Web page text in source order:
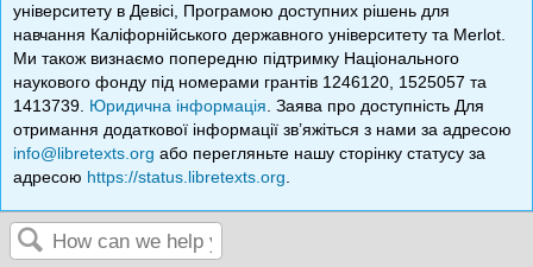
університету в Девісі, Програмою доступних рішень для
навчання Каліфорнійського державного університету та Merlot.
Ми також визнаємо попередню підтримку Національного
наукового фонду під номерами грантів 1246120, 1525057 та
1413739. Юридична інформація . Заява про доступність Для
отримання додаткової інформації зв’яжіться з нами за адресою
info@libretexts.org або перегляньте нашу сторінку статусу за
адресою https://status.libretexts.org